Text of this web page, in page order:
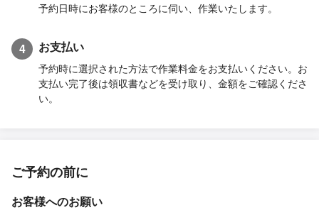
予約日時にお客様のところに伺い、作業いたします。
4 お支払い
予約時に選択された方法で作業料金をお支払いください。お
支払い完了後は領収書などを受け取り、金額をご確認くださ
い。
ご予約の前に
お客様へのお願い